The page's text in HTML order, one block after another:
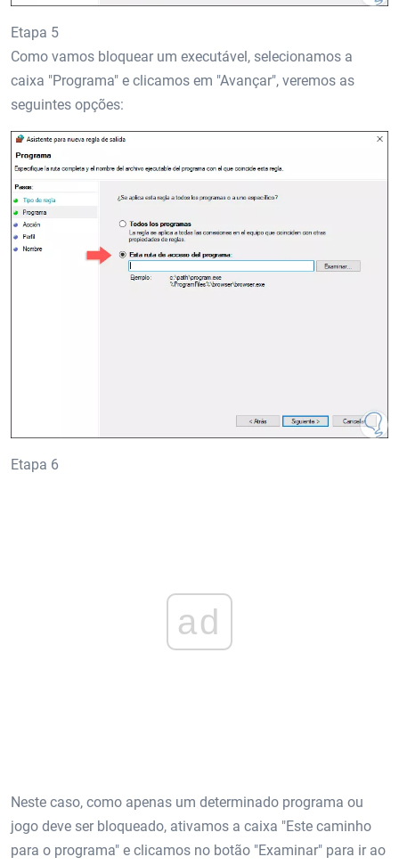
Etapa 5
Como vamos bloquear um executável, selecionamos a
caixa "Programa" e clicamos em "Avançar", veremos as
seguintes opções:
Etapa 6
ad
Neste caso, como apenas um determinado programa ou
jogo deve ser bloqueado, ativamos a caixa "Este caminho
para o programa" e clicamos no botão "Examinar" para ir ao